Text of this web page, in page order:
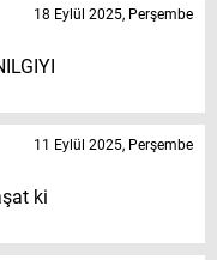
18 Eylül 2025, Perşembe
ki
11 Eylül 2025, Perşembe